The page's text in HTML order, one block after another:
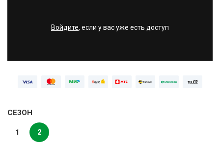
Войдите, если у вас уже есть доступ
СЕЗОН
1 2